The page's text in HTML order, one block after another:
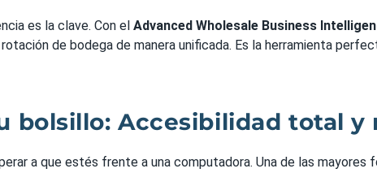
es la clave. Con el Advanced Wholesale Business
de bodega de manera unificada. Es la herramienta
bolsillo: Accesibilidad total y
a que estés frente a una computadora. Una de las mayores